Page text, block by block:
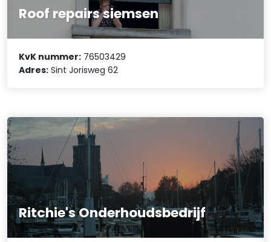
Roof repairs siemsen
KvK nummer: 76503429
Adres: Sint Jorisweg 62
Ritchie's Onderhoudsbedrijf